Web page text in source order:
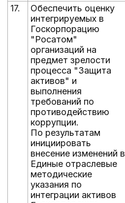
17.
Обеспечить оценку
интегрируемых в
Госкорпорацию
"Росатом"
организаций на
предмет зрелости
процесса "Защита
активов" и
выполнения
требований по
противодействию
коррупции.
По результатам
инициировать
внесение изменений в
Единые отраслевые
методические
указания по
интеграции активов